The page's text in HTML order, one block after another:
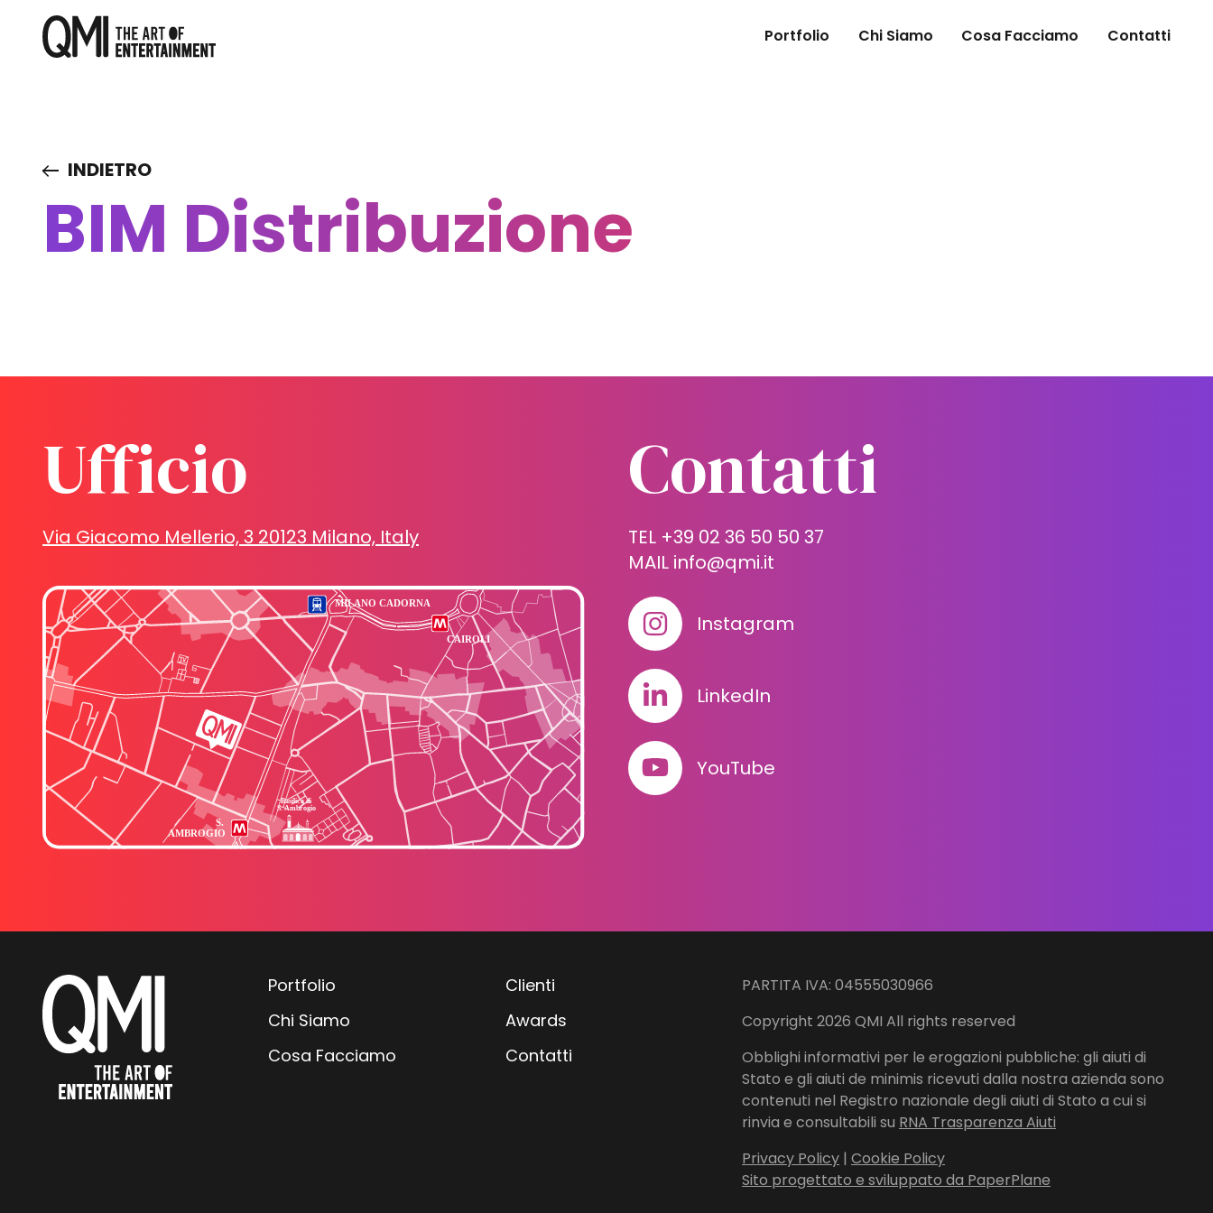
Portfolio Chi Siamo Cosa Facciamo Contatti
INDIETRO
BIM Distribuzione
Ufficio
Via Giacomo Mellerio, 3 20123 Milano, Italy
Contatti
TEL +39 02 36 50 50 37
MAIL info@qmi.it
Instagram
LinkedIn
YouTube
Portfolio
Chi Siamo
Cosa Facciamo
Clienti
Awards
Contatti
PARTITA IVA: 04555030966
Copyright 2026 QMI All rights reserved
Obblighi informativi per le erogazioni pubbliche: gli aiuti di
Stato e gli aiuti de minimis ricevuti dalla nostra azienda sono
contenuti nel Registro nazionale degli aiuti di Stato a cui si
rinvia e consultabili su RNA Trasparenza Aiuti
Privacy Policy| Cookie Policy
Sito progettato e sviluppato da PaperPlane